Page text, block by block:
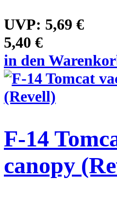
UVP: 5,69 €
5,40 €
in den
F-14
canopy